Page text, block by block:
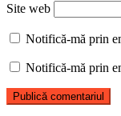
Site web
Notifică-mă prin
Notifică-mă prin